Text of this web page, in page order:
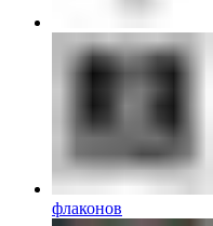
флаконов